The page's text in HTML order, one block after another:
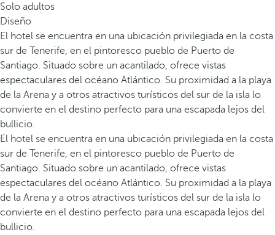
Solo adultos
Diseño
El hotel se encuentra en una ubicación privilegiada en la costa
sur de Tenerife, en el pintoresco pueblo de Puerto de
Santiago. Situado sobre un acantilado, ofrece vistas
espectaculares del océano Atlántico. Su proximidad a la playa
de la Arena y a otros atractivos turísticos del sur de la isla lo
convierte en el destino perfecto para una escapada lejos del
bullicio.
El hotel se encuentra en una ubicación privilegiada en la costa
sur de Tenerife, en el pintoresco pueblo de Puerto de
Santiago. Situado sobre un acantilado, ofrece vistas
espectaculares del océano Atlántico. Su proximidad a la playa
de la Arena y a otros atractivos turísticos del sur de la isla lo
convierte en el destino perfecto para una escapada lejos del
bullicio.